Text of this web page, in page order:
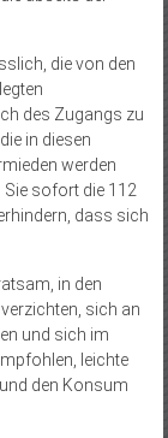
die von den
des Zugangs zu
in diesen
werden
Sie sofort die 112
dass sich
in den
sich an
und sich im
leichte
den Konsum